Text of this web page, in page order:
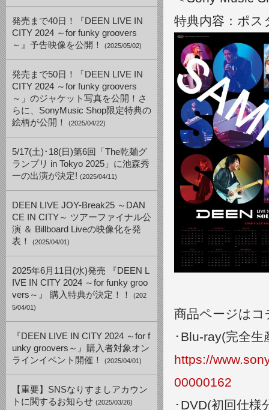
発売まで40日！『DEEN LIVE IN
CITY 2024 ～for funky groovers
～』予告映像を公開！
(2025/05/02)
発売まで50日！「DEEN LIVE IN
CITY 2024 ～for funky groovers
～」のジャケット写真を公開！さ
らに、SonyMusic Shop限定特典の
絵柄が公開！
(2025/04/22)
5/17(土)･18(日)第6回「The乾麺グ
ランプリ in Tokyo 2025」に池森秀
一の出演が決定! (2025/04/11)
DEEN LIVE JOY-Break25 ～DAN
CE IN CITY～ ツアーファイナル公
演 ＆ Billboard Liveの映像化を発
表！
(2025/04/01)
2025年6月11日(水)発売 『DEEN L
IVE IN CITY 2024 ～for funky groo
vers～』 購入特典が決定！！
(202
5/04/01)
『DEEN LIVE IN CITY 2024 ～for f
unky groovers～』購入者対象オン
ラインイベント開催！
(2025/04/01)
【重要】SNSなりすましアカウン
トに関するお知らせ (2025/03/26)
特典内容：ポ
商品ページはコ
･Blu-ray(完全生
https://
00000162
･DVD(初回仕様